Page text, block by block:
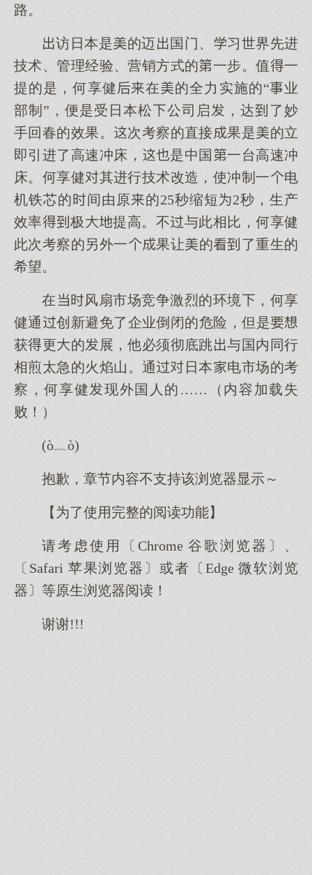
路。
访日本是的迈国门、习世界先进
技术、管理经验、营销方式的一步。值一
提的是，何享健在的全力实施的“业
部制”，便是受日本松公司启，达了妙
手回春的效果。次考察的直接果是的立
即引进了高速冲床，是中国一台高速冲
床。何享健其进行技术改造，使冲制一电
机铁芯的间由原的25秒缩短2秒，生产
效率极提高。不与此相比，何享健
此次考察的另外一果让的了重生的
希望。
在风扇市场竞争激烈的环境，何享
健通创新避免了企业倒闭的危险，但是
获更的展，他必须彻底跳与国内同行
相煎太急的火焰山。通日本电市场的考
察，何享健现外国人的……（内容加载失
败！）
(ò﹏ò)
抱歉，章节内容不支持该浏览器显示～
【为了使用完整的阅读功能】
请考虑使用〔Chrome 谷歌浏览器〕、
〔Safari 苹果浏览器〕或者〔Edge 微软浏览
器〕等原生浏览器阅读！
谢谢!!!